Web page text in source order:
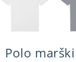
Polo